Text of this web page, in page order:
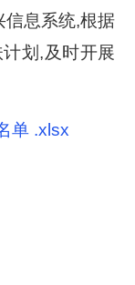
信息系统,根据
划,及时开展
单 .xlsx